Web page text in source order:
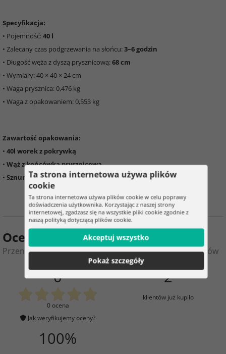
Specyfikacja:
• Pojemność:40 l
• Zalecany czas podgrzewania na słońcu:3–6 godzin
• Długość węża z dyszą prysznicową:68 cm
• Wymiary: 40 × 40 × 24 cm
• Waga prysznica: 0,476 kg
• Waga z opakowaniem: 0,553 kg
Zawartość opakowania:
• 40l worek z pokrywką
• Wąż z końcówką prysznicową
• Sznurek z metalowym haczykiemdo zawieszenia
Ocena produktu
Przenośny podróżny prysznic słoneczny OLARN 40 litrów
0
0 ocena
Jak weryfikujemy oceny?
2
klientów już kupiło
100%
Ta strona internetowa używa plików
cookie
Ta strona internetowa używa plików cookie w celu poprawy
doświadczenia użytkownika. Korzystając z naszej strony
internetowej, zgadzasz się na wszystkie pliki cookie zgodnie z
naszą polityką dotyczącą plików cookie.
Akceptuj wszystko
Pokaż szczegóły